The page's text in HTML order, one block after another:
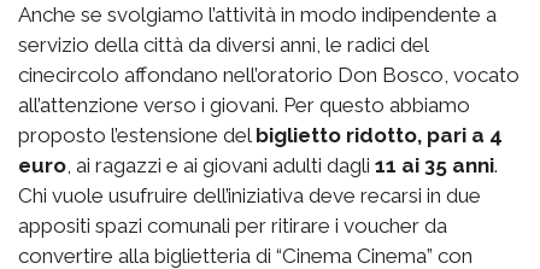
Anche se svolgiamo l’attività in modo indipendente a
servizio della città da diversi anni, le radici del
cinecircolo affondano nell’oratorio Don Bosco, vocato
all’attenzione verso i giovani. Per questo abbiamo
proposto l’estensione del biglietto ridotto, pari a 4
euro , ai ragazzi e ai giovani adulti dagli 11 ai 35 anni.
Chi vuole usufruire dell’iniziativa deve recarsi in due
appositi spazi comunali per ritirare i voucher da
convertire alla biglietteria di “Cinema Cinema” con